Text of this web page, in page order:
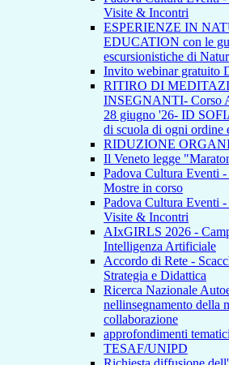
Visite & Incontri
ESPERIENZE IN
EDUCATION con le
escursionistiche di
Invito webinar gratuito
RITIRO DI
INSEGNANTI- Corso
28 giugno '26- ID
di scuola di ogni ordine
RIDUZIONE
Il Veneto legge
Padova Cultura Eventi
Mostre in corso
Padova Cultura Eventi
Visite & Incontri
AIxGIRLS 2026 -
Intelligenza Artificiale
Accordo di Rete -
Strategia e Didattica
Ricerca Nazionale
nellinsegnamento della
collaborazione
approfondimenti
TESAF/UNIPD